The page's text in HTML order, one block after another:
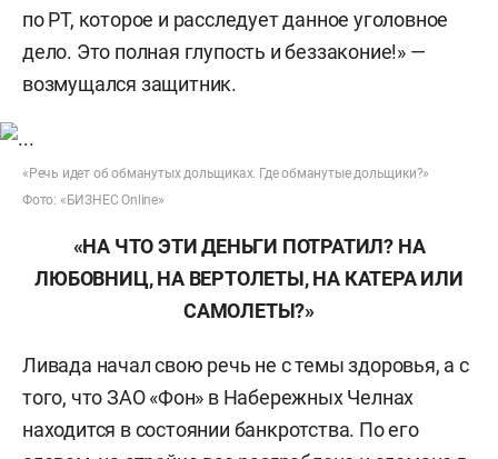
по РТ, которое и расследует данное уголовное
дело. Это полная глупость и беззаконие!» —
возмущался защитник.
«Речь идет об обманутых дольщиках. Где обманутые дольщики?»
Фото: «БИЗНЕС Online»
«НА ЧТО ЭТИ ДЕНЬГИ ПОТРАТИЛ? НА
ЛЮБОВНИЦ, НА ВЕРТОЛЕТЫ, НА КАТЕРА ИЛИ
САМОЛЕТЫ?»
Ливада начал свою речь не с темы здоровья, а с
того, что ЗАО «Фон» в Набережных Челнах
находится в состоянии банкротства. По его